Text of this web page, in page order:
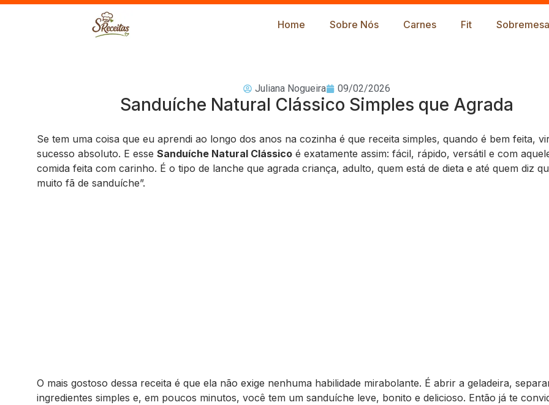
Home Sobre Nós Carnes Fit
Juliana Nogueira 09/02/2026
Sanduíche Natural Clássico Simples que Agrada
Se tem uma coisa que eu aprendi ao longo dos anos na cozinha é que receita simples, quando é bem feita,
sucesso absoluto. E esse Sanduíche Natural Clássico é exatamente assim: fácil, rápido, versátil e com
comida feita com carinho. É o tipo de lanche que agrada criança, adulto, quem está de dieta e até quem diz
muito fã de sanduíche”.
O mais gostoso dessa receita é que ela não exige nenhuma habilidade mirabolante. É abrir a geladeira,
ingredientes simples e, em poucos minutos, você tem um sanduíche leve, bonito e delicioso. Então já te